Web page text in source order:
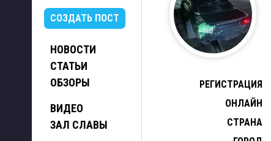
СОЗДАТЬ ПОСТ
НОВОСТИ
СТАТЬИ
ОБЗОРЫ
ВИДЕО
ЗАЛ СЛАВЫ
РЕГИСТРАЦИЯ
ОНЛАЙН
СТРАНА